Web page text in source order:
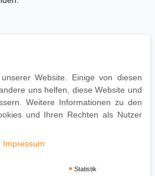
Wandbefestigung ist nicht im
ist
und sicher verpackt
Website. Einige von diesen
uns helfen, diese Website und
Weitere Informationen zu den
und Ihren Rechten als Nutzer
Impressum
Statistik